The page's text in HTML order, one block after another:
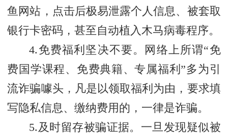
鱼网站，点击后极易泄露个人信息、被套取
银行卡密码，甚至自动植入木马病毒程序。
4.免费福利坚决不要。网络上所谓“免
费国学课程、免费典籍、专属福利”多为引
流诈骗噱头，凡是以领取福利为由，要求填
写隐私信息、缴纳费用的，一律是诈骗。
5.及时留存被骗证据。一旦发现疑似被